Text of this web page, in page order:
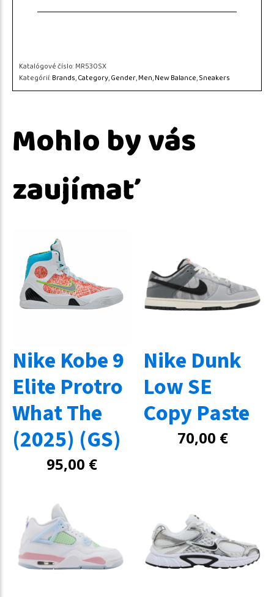
Katalógové číslo:MR530SX
Kategórií:Brands,Category,Gender,Men,New Balance,Sneakers
Mohlo by vás
zaujímať
Nike Kobe 9
Elite Protro
What The
(2025) (GS)
95,00 €
Nike Dunk
Low SE
Copy Paste
70,00 €